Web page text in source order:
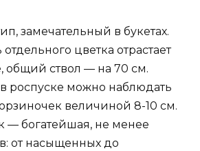
замечательный в букетах.
цветка отрастает
общий ствол — на 70 см.
роспуске можно наблюдать
величиной 8-10 см.
— богатейшая, не менее
от насыщенных до